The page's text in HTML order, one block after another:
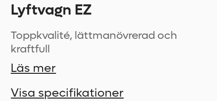
Lyftvagn EZ
Toppkvalité, lättmanövrerad och
kraftfull
Läs mer
Visa specifikationer